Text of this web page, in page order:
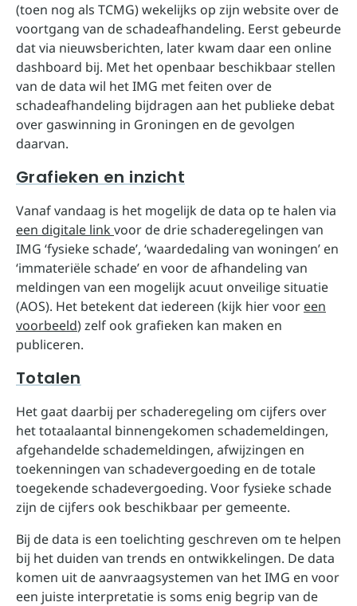
(toen nog als TCMG) wekelijks op zijn website over de
voortgang van de schadeafhandeling. Eerst gebeurde
dat via nieuwsberichten, later kwam daar een online
dashboard bij. Met het openbaar beschikbaar stellen
van de data wil het IMG met feiten over de
schadeafhandeling bijdragen aan het publieke debat
over gaswinning in Groningen en de gevolgen
daarvan.
Grafieken en inzicht
Vanaf vandaag is het mogelijk de data op te halen via
een digitale link voor de drie schaderegelingen van
IMG ‘fysieke schade’, ‘waardedaling van woningen’ en
‘immateriële schade’ en voor de afhandeling van
meldingen van een mogelijk acuut onveilige situatie
(AOS). Het betekent dat iedereen (kijk hier voor een
voorbeeld) zelf ook grafieken kan maken en
publiceren.
Totalen
Het gaat daarbij per schaderegeling om cijfers over
het totaalaantal binnengekomen schademeldingen,
afgehandelde schademeldingen, afwijzingen en
toekenningen van schadevergoeding en de totale
toegekende schadevergoeding. Voor fysieke schade
zijn de cijfers ook beschikbaar per gemeente.
Bij de data is een toelichting geschreven om te helpen
bij het duiden van trends en ontwikkelingen. De data
komen uit de aanvraagsystemen van het IMG en voor
een juiste interpretatie is soms enig begrip van de